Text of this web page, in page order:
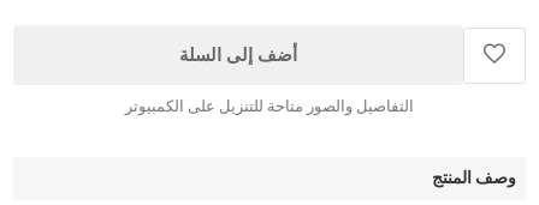
أضف إلى السلة
التفاصيل والصور متاحة للتنزيل على الكمبيوتر
وصف المنتج